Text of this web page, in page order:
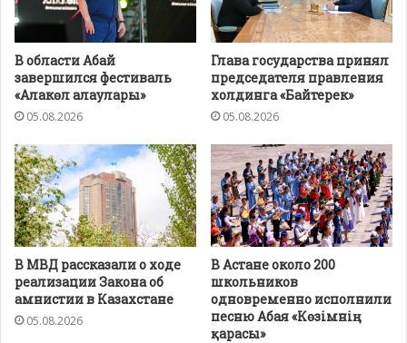
В области Абай
завершился фестиваль
«Алакөл алаулары»
05.08.2026
Глава государства принял
председателя правления
холдинга «Байтерек»
05.08.2026
В МВД рассказали о ходе
реализации Закона об
амнистии в Казахстане
05.08.2026
В Астане около 200
школьников
одновременно исполнили
песню Абая «Көзімнің
қарасы»